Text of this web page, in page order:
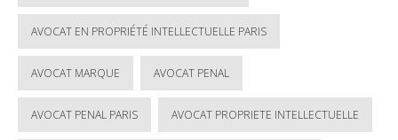
AVOCAT EN PROPRIÉTÉ INTELLECTUELLE PARIS
AVOCAT MARQUE AVOCAT PENAL
AVOCAT PENAL PARIS AVOCAT PROPRIETE INTELLECTUELLE